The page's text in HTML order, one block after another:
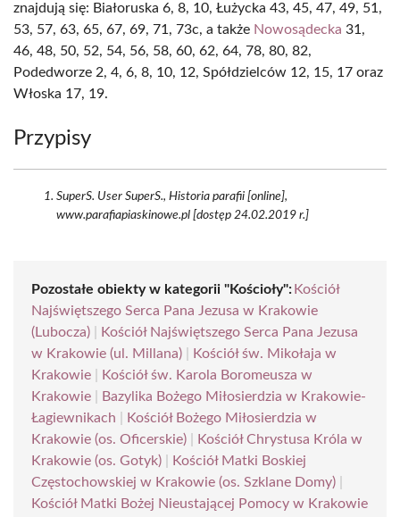
znajdują się: Białoruska 6, 8, 10, Łużycka 43, 45, 47, 49, 51,
53, 57, 63, 65, 67, 69, 71, 73c, a także Nowosądecka 31,
46, 48, 50, 52, 54, 56, 58, 60, 62, 64, 78, 80, 82,
Podedworze 2, 4, 6, 8, 10, 12, Spółdzielców 12, 15, 17 oraz
Włoska 17, 19.
Przypisy
SuperS. User SuperS., Historia parafii [online],
www.parafiapiaskinowe.pl [dostęp 24.02.2019 r.]
Pozostałe obiekty w kategorii "Kościoły": Kościół
Najświętszego Serca Pana Jezusa w Krakowie
(Lubocza)
Kościół Najświętszego Serca Pana Jezusa
w Krakowie (ul. Millana)
Kościół św. Mikołaja w
Krakowie
Kościół św. Karola Boromeusza w
Krakowie
Bazylika Bożego Miłosierdzia w Krakowie-
Łagiewnikach
Kościół Bożego Miłosierdzia w
Krakowie (os. Oficerskie)
Kościół Chrystusa Króla w
Krakowie (os. Gotyk)
Kościół Matki Boskiej
Częstochowskiej w Krakowie (os. Szklane Domy)
Kościół Matki Bożej Nieustającej Pomocy w Krakowie